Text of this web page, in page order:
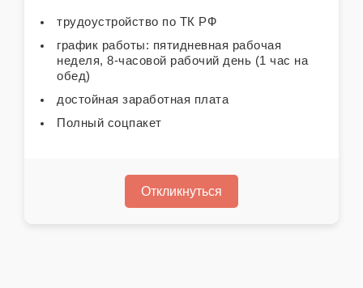
трудоустройство по ТК РФ
график работы: пятидневная рабочая
неделя, 8-часовой рабочий день (1 час на
обед)
достойная заработная плата
Полный соцпакет
Откликнуться